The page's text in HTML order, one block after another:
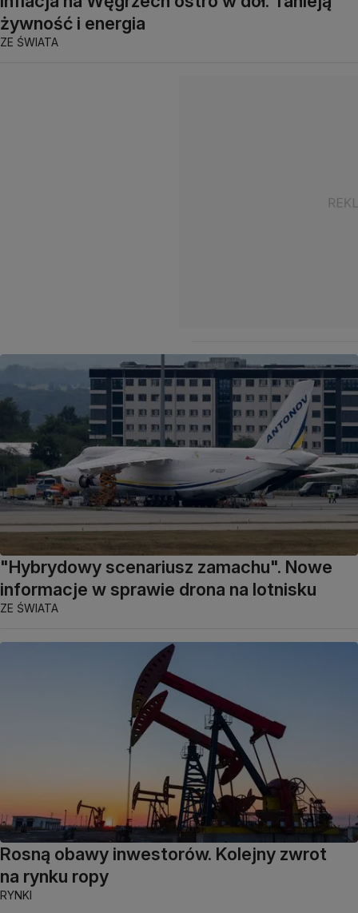
żywność i energia
ZE ŚWIATA
"Hybrydowy scenariusz zamachu". Nowe
informacje w sprawie drona na lotnisku
ZE ŚWIATA
Rosną obawy inwestorów. Kolejny zwrot
na rynku ropy
RYNKI